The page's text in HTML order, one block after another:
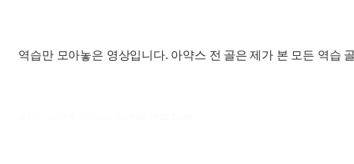
역습만 모아놓은 영상입니다. 아약스 전 골은 제가 본 모든 역습